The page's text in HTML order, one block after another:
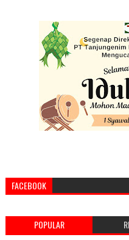
FACEBOOK
POPULAR